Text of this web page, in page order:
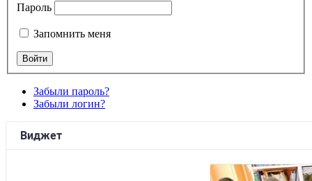
Пароль
Запомнить меня
Забыли пароль?
Забыли логин?